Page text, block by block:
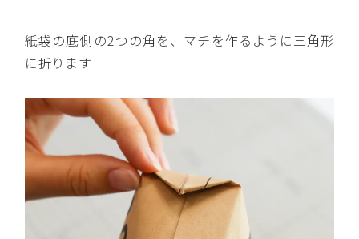
紙袋の底側の2つの角を、マチを作るように三角形
に折ります